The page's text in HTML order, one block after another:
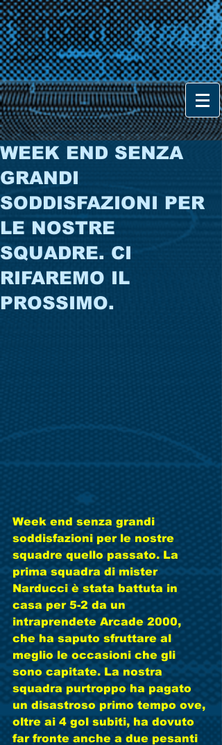
WEEK END SENZA
GRANDI
SODDISFAZIONI PER
LE NOSTRE
SQUADRE. CI
RIFAREMO IL
PROSSIMO.
Week end senza grandi
soddisfazioni per le nostre
squadre quello passato. La
prima squadra di mister
Narducci è stata battuta in
casa per 5-2 da un
intraprendete Arcade 2000,
che ha saputo sfruttare al
meglio le occasioni che gli
sono capitate. La nostra
squadra purtroppo ha pagato
un disastroso primo tempo ove,
oltre ai 4 gol subiti, ha dovuto
far fronte anche a due pesanti